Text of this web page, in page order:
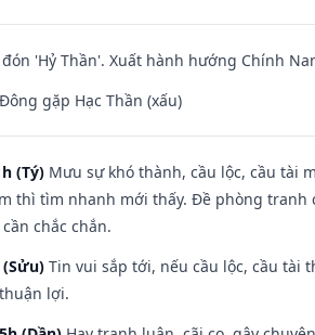
'Hỷ Thần'. Xuất hành hướng Chính
gặp Hạc Thần (xấu)
(Tý) Mưu sự khó thành, cầu lộc, cầu tài
thì tìm nhanh mới thấy. Đề phòng
chắc chắn.
Tin vui sắp tới, nếu cầu lộc, cầu tài
lợi.